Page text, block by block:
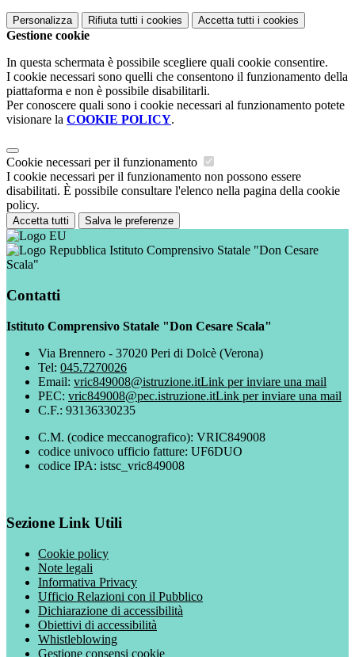
Personalizza Rifiuta tutti i cookies Accetta tutti i cookies
Gestione cookie
In questa schermata è possibile scegliere quali cookie consentire.
I cookie necessari sono quelli che consentono il funzionamento della
piattaforma e non è possibile disabilitarli.
Per conoscere quali sono i cookie necessari al funzionamento potete
visionare la COOKIE POLICY.
Cookie necessari per il funzionamento
I cookie necessari per il funzionamento non possono essere
disabilitati. È possibile consultare l'elenco nella pagina della cookie
policy.
Accetta tutti Salva le preferenze
Istituto Comprensivo Statale "Don Cesare
Scala"
Contatti
Istituto Comprensivo Statale "Don Cesare Scala"
Via Brennero - 37020 Peri di Dolcè (Verona)
Tel: 045.7270026
Email: vric849008@istruzione.itLink per inviare una mail
PEC: vric849008@pec.istruzione.itLink per inviare una mail
C.F.: 93136330235
C.M. (codice meccanografico): VRIC849008
codice univoco ufficio fatture: UF6DUO
codice IPA: istsc_vric849008
Sezione Link Utili
Cookie policy
Note legali
Informativa Privacy
Ufficio Relazioni con il Pubblico
Dichiarazione di accessibilità
Obiettivi di accessibilità
Whistleblowing
Gestione consensi cookie